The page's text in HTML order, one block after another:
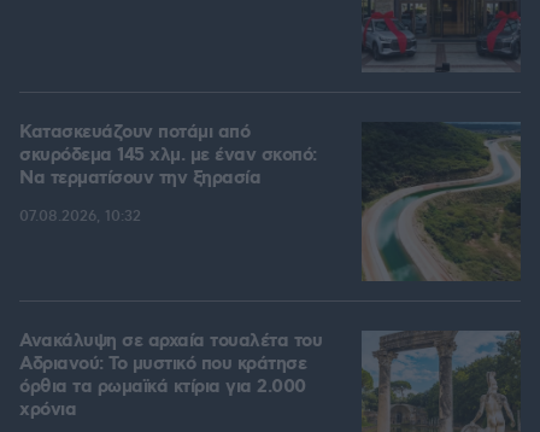
Κατασκευάζουν ποτάμι από
σκυρόδεμα 145 χλμ. με έναν σκοπό:
Να τερματίσουν την ξηρασία
07.08.2026, 10:32
Ανακάλυψη σε αρχαία τουαλέτα του
Αδριανού: Το μυστικό που κράτησε
όρθια τα ρωμαϊκά κτίρια για 2.000
χρόνια